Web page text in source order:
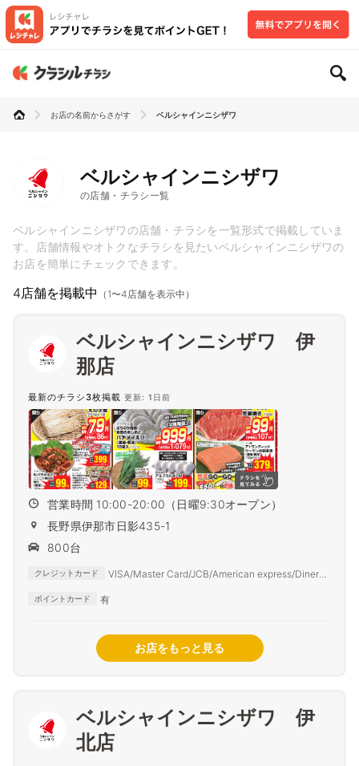
お店の名前からさがす ベルシャインニシザワ
ベルシャインニシザワ
の店舗・チラシ一覧
ベルシャインニシザワの店舗・チラシを一覧形式で掲載していま
す。店舗情報やオトクなチラシを見たいベルシャインニシザワの
お店を簡単にチェックできます。
4店舗を掲載中 （1〜4店舗を表示中）
ベルシャインニシザワ 伊
那店
最新のチラシ3枚掲載 更新: 1日前
営業時間 10:00-20:00（日曜9:30オープン）
長野県伊那市日影435-1
800台
クレジットカード
VISA/Master Card/JCB/American express/Diners
ポイントカード 有
お店をもっと見る
ベルシャインニシザワ 伊
北店